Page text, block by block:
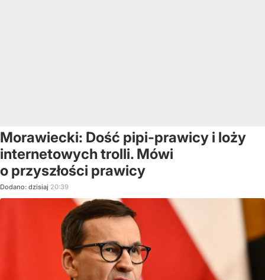
Morawiecki: Dość pipi-prawicy i loży
internetowych trolli. Mówi
o przyszłości prawicy
Dodano: dzisiaj 20:39